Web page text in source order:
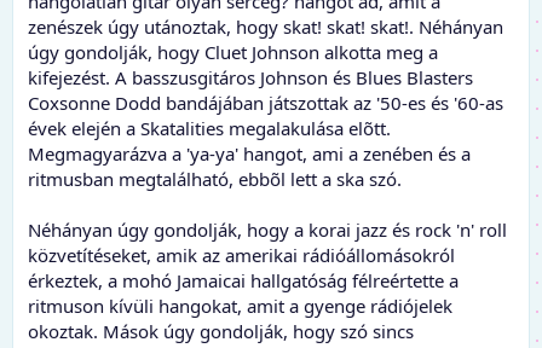
zenészek úgy utánoztak, hogy skat! skat! skat!. Néhányan
úgy gondolják, hogy Cluet Johnson alkotta meg a
kifejezést. A basszusgitáros Johnson és Blues Blasters
Coxsonne Dodd bandájában játszottak az '50-es és '60-as
évek elején a Skatalities megalakulása elõtt.
Megmagyarázva a 'ya-ya' hangot, ami a zenében és a
ritmusban megtalálható, ebbõl lett a ska szó.
Néhányan úgy gondolják, hogy a korai jazz és rock 'n' roll
közvetítéseket, amik az amerikai rádióállomásokról
érkeztek, a mohó Jamaicai hallgatóság félreértette a
ritmuson kívüli hangokat, amit a gyenge rádiójelek
okoztak. Mások úgy gondolják, hogy szó sincs